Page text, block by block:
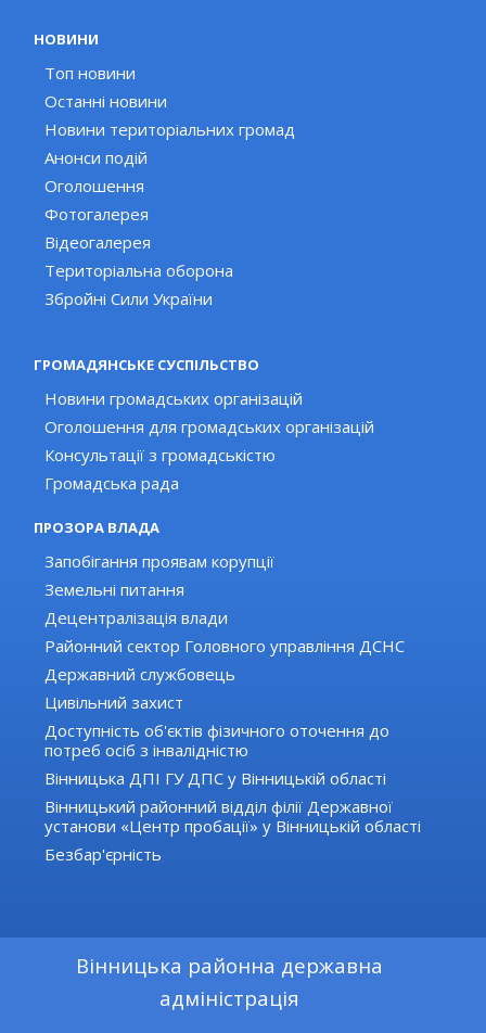
НОВИНИ
Топ новини
Останні новини
Новини територіальних громад
Анонси подій
Оголошення
Фотогалерея
Відеогалерея
Територіальна оборона
Збройні Сили України
ГРОМАДЯНСЬКЕ СУСПІЛЬСТВО
Новини громадських організацій
Оголошення для громадських організацій
Консультації з громадськістю
Громадська рада
ПРОЗОРА ВЛАДА
Запобігання проявам корупції
Земельні питання
Децентралізація влади
Районний сектор Головного управління ДСНС
Державний службовець
Цивільний захист
Доступність об'єктів фізичного оточення до
потреб осіб з інвалідністю
Вінницька ДПІ ГУ ДПС у Вінницькій області
Вінницький районний відділ філії Державної
установи «Центр пробації» у Вінницькій області
Безбар'єрність
Вінницька районна державна
адміністрація